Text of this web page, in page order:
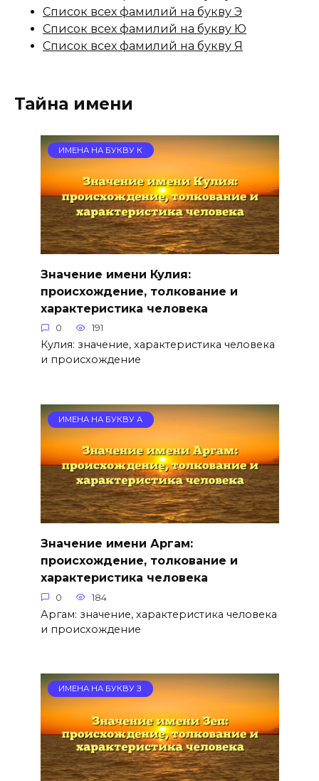
Список всех фамилий на букву Э
Список всех фамилий на букву Ю
Список всех фамилий на букву Я
Тайна имени
ИМЕНА НА БУКВУ К
Значение имени Кулия:
происхождение, толкование и
характеристика человека
0 191
Кулия: значение, характеристика человека
и происхождение
ИМЕНА НА БУКВУ А
Значение имени Аргам:
происхождение, толкование и
характеристика человека
0 184
Аргам: значение, характеристика человека
и происхождение
ИМЕНА НА БУКВУ З